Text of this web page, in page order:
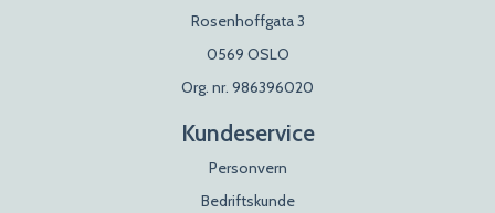
Rosenhoffgata 3
0569 OSLO
Org. nr. 986396020
Kundeservice
Personvern
Bedriftskunde